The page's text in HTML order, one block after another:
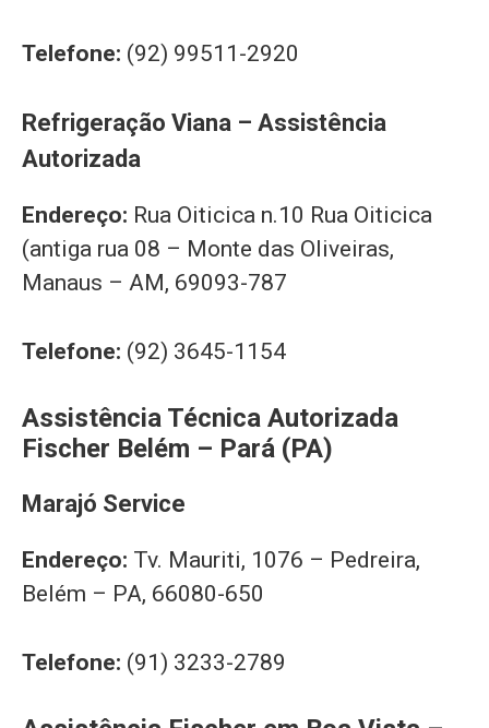
Telefone: (92) 99511-2920
Refrigeração Viana – Assistência
Autorizada
Endereço: Rua Oiticica n.10 Rua Oiticica
(antiga rua 08 – Monte das Oliveiras,
Manaus – AM, 69093-787
Telefone: (92) 3645-1154
Assistência Técnica Autorizada
Fischer Belém – Pará (PA)
Marajó Service
Endereço: Tv. Mauriti, 1076 – Pedreira,
Belém – PA, 66080-650
Telefone: (91) 3233-2789